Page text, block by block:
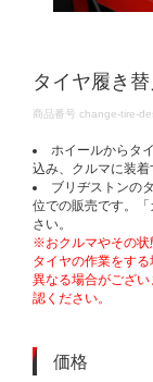
タイヤ履き
DETAILS
商品番号 change-tire-
ホイールからタ
込み、クルマに装着
ブリヂストンの
位での販売です。
さい。
※おクルマやその状
タイヤの作業をす
異なる場合がござ
認ください。
価格